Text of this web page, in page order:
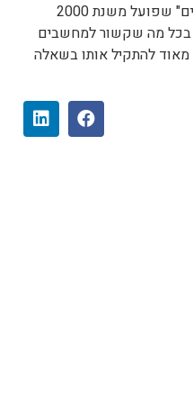
טכנאי מחשבים/איש מעבדה בעל העסק "אושר מחשבים" שפועל משנת 2000
בכל מה שקשור למחשבים
מאוד להתקיל אותו בשאלה